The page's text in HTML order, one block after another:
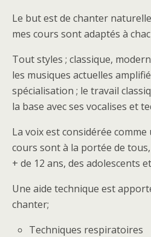
Le but est de chanter
mes cours sont adaptés à
Tout styles ; classique,
les musiques actuelles
spécialisation ; le travail
la base avec ses vocalises et
La voix est considérée
cours sont à la portée de
+ de 12 ans, des adolescents
Une aide technique est
chanter;
Techniques respiratoires